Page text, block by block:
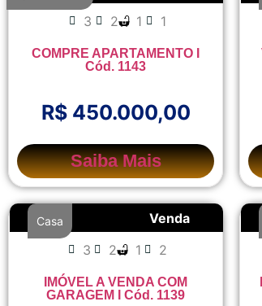
3 2 1 1
COMPRE APARTAMENTO I
Cód. 1143
R$ 450.000,00
Saiba Mais
Venda
Casa
3 2 1 2
IMÓVEL A VENDA COM
GARAGEM I Cód. 1139